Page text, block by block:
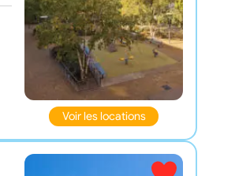
Voir les locations